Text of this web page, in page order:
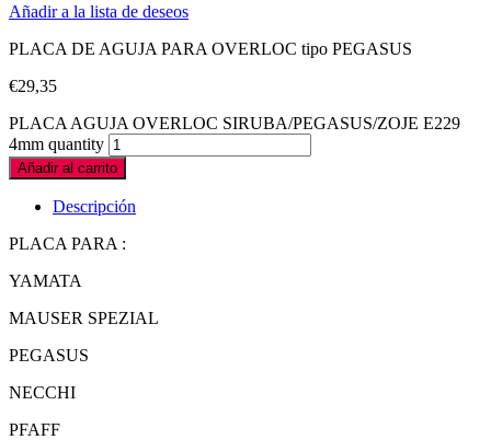
Añadir a la lista de deseos
PLACA DE AGUJA PARA OVERLOC tipo PEGASUS
€29,35
PLACA AGUJA OVERLOC SIRUBA/PEGASUS/ZOJE E229
4mm quantity
Añadir al carrito
Descripción
PLACA PARA :
YAMATA
MAUSER SPEZIAL
PEGASUS
NECCHI
PFAFF